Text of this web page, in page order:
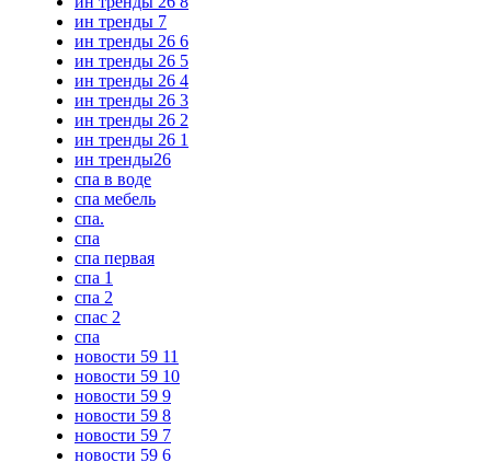
ин тренды 7
ин тренды 26 6
ин тренды 26 5
ин тренды 26 4
ин тренды 26 3
ин тренды 26 2
ин тренды 26 1
ин тренды26
спа в воде
спа мебель
спа.
спа
спа первая
спа 1
спа 2
спас 2
спа
новости 59 11
новости 59 10
новости 59 9
новости 59 8
новости 59 7
новости 59 6